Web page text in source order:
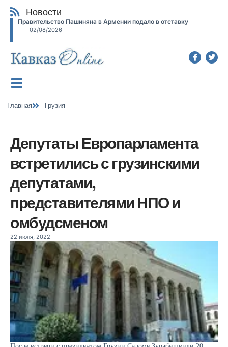
Новости
Правительство Пашиняна в Армении подало в отставку
02/08/2026
Главная Грузия
Депутаты Европарламента
встретились с грузинскими
депутатами,
представителями НПО и
омбудсменом
22 июля, 2022